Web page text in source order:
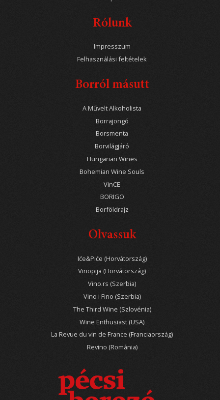
Rólunk
Impresszum
Felhasználási feltételek
Borról másutt
A Művelt Alkoholista
Borrajongó
Borsmenta
Borvilágjáró
Hungarian Wines
Bohemian Wine Souls
VinCE
BORIGO
Borföldrajz
Olvassuk
Iće&Piće (Horvátország)
Vinopija (Horvátország)
Vino.rs (Szerbia)
Vino i Fino (Szerbia)
The Third Wine (Szlovénia)
Wine Enthusiast (USA)
La Revue du vin de France (Franciaország)
Revino (Románia)